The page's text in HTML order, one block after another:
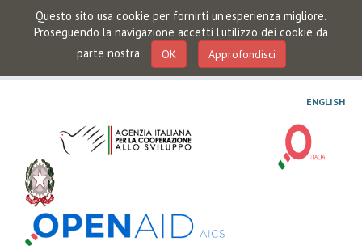
Questo sito usa cookie per fornirti un'esperienza migliore.
Proseguendo la navigazione accetti l'utilizzo dei cookie da
parte nostra
OK Approfondisci
ENGLISH